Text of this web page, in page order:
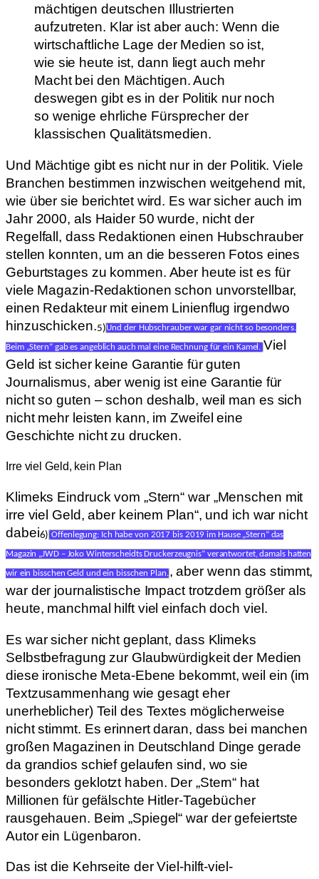
mächtigen deutschen Illustrierten
aufzutreten. Klar ist aber auch: Wenn die
wirtschaftliche Lage der Medien so ist,
wie sie heute ist, dann liegt auch mehr
Macht bei den Mächtigen. Auch
deswegen gibt es in der Politik nur noch
so wenige ehrliche Fürsprecher der
klassischen Qualitätsmedien.
Und Mächtige gibt es nicht nur in der Politik. Viele
Branchen bestimmen inzwischen weitgehend mit,
wie über sie berichtet wird. Es war sicher auch im
Jahr 2000, als Haider 50 wurde, nicht der
Regelfall, dass Redaktionen einen Hubschrauber
stellen konnten, um an die besseren Fotos eines
Geburtstages zu kommen. Aber heute ist es für
viele Magazin-Redaktionen schon unvorstellbar,
einen Redakteur mit einem Linienflug irgendwo
hinzuschicken.5)Und der Hubschrauber war gar nicht so besonders.
Beim „Stern“ gab es angeblich auch mal eine Rechnung für ein Kamel. Viel
Geld ist sicher keine Garantie für guten
Journalismus, aber wenig ist eine Garantie für
nicht so guten – schon deshalb, weil man es sich
nicht mehr leisten kann, im Zweifel eine
Geschichte nicht zu drucken.
Irre viel Geld, kein Plan
Klimeks Eindruck vom „Stern“ war „Menschen mit
irre viel Geld, aber keinem Plan“, und ich war nicht
dabei6) Offenlegung: Ich habe von 2017 bis 2019 im Hause „Stern“ das
Magazin „JWD – Joko Winterscheidts Druckerzeugnis“ verantwortet, damals hatten
wir ein bisschen Geld und ein bisschen Plan., aber wenn das stimmt,
war der journalistische Impact trotzdem größer als
heute, manchmal hilft viel einfach doch viel.
Es war sicher nicht geplant, dass Klimeks
Selbstbefragung zur Glaubwürdigkeit der Medien
diese ironische Meta-Ebene bekommt, weil ein (im
Textzusammenhang wie gesagt eher
unerheblicher) Teil des Textes möglicherweise
nicht stimmt. Es erinnert daran, dass bei manchen
großen Magazinen in Deutschland Dinge gerade
da grandios schief gelaufen sind, wo sie
besonders geklotzt haben. Der „Stern“ hat
Millionen für gefälschte Hitler-Tagebücher
rausgehauen. Beim „Spiegel“ war der gefeiertste
Autor ein Lügenbaron.
Das ist die Kehrseite der Viel-hilft-viel-